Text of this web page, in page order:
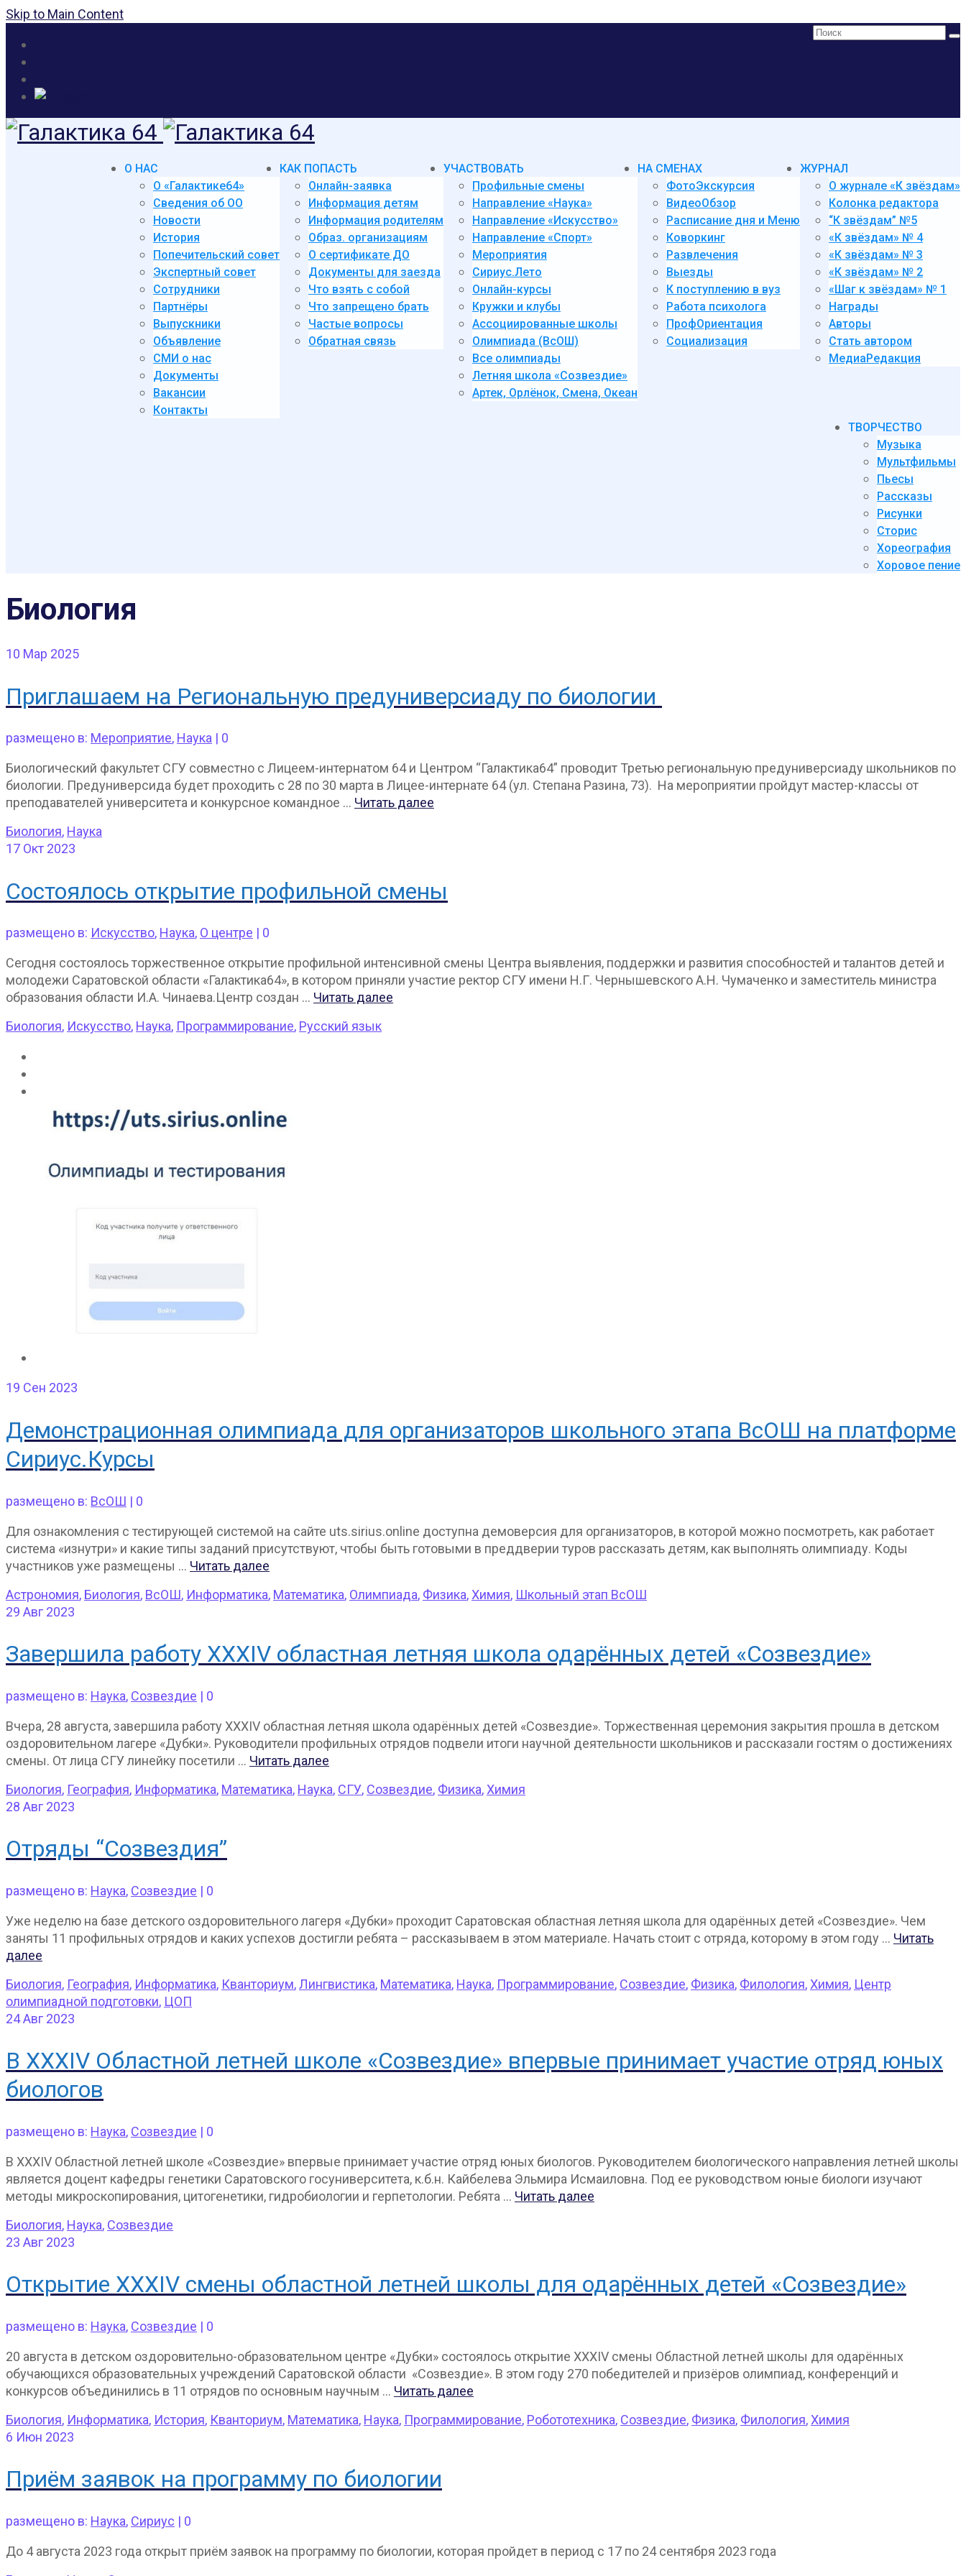
Skip to Main Content
Поиск:
О НАС
О «Галактике64»
Сведения об ОО
Новости
История
Попечительский совет
Экспертный совет
Сотрудники
Партнёры
Выпускники
Объявление
СМИ о нас
Документы
Вакансии
Контакты
КАК ПОПАСТЬ
Онлайн-заявка
Информация детям
Информация родителям
Образ. организациям
О сертификате ДО
Документы для заезда
Что взять с собой
Что запрещено брать
Частые вопросы
Обратная связь
УЧАСТВОВАТЬ
Профильные смены
Направление «Наука»
Направление «Искусство»
Направление «Спорт»
Мероприятия
Сириус.Лето
Онлайн-курсы
Кружки и клубы
Ассоциированные школы
Олимпиада (ВсОШ)
Все олимпиады
Летняя школа «Созвездие»
Артек, Орлёнок, Смена, Океан
НА СМЕНАХ
ФотоЭкскурсия
ВидеоОбзор
Расписание дня и Меню
Коворкинг
Развлечения
Выезды
К поступлению в вуз
Работа психолога
ПрофОриентация
Социализация
ЖУРНАЛ
О журнале «К звёздам»
Колонка редактора
“К звёздам” №5
«К звёздам» № 4
«К звёздам» № 3
«К звёздам» № 2
«Шаг к звёздам» № 1
Награды
Авторы
Стать автором
МедиаРедакция
ТВОРЧЕСТВО
Музыка
Мультфильмы
Пьесы
Рассказы
Рисунки
Сторис
Хореография
Хоровое пение
Биология
10 Мар 2025
Приглашаем на Региональную предуниверсиаду по биологии
размещено в: Мероприятие, Наука | 0
Биологический факультет СГУ совместно с Лицеем-интернатом 64 и Центром “Галактика64” проводит Третью региональную предуниверсиаду школьников по
биологии. Предуниверсида будет проходить с 28 по 30 марта в Лицее-интернате 64 (ул. Степана Разина, 73). На мероприятии пройдут мастер-классы от
преподавателей университета и конкурсное командное … Читать далее
Биология, Наука
17 Окт 2023
Состоялось открытие профильной смены
размещено в: Искусство, Наука, О центре | 0
Сегодня состоялось торжественное открытие профильной интенсивной смены Центра выявления, поддержки и развития способностей и талантов детей и
молодежи Саратовской области «Галактика64», в котором приняли участие ректор СГУ имени Н.Г. Чернышевского А.Н. Чумаченко и заместитель министра
образования области И.А. Чинаева.Центр создан … Читать далее
Биология, Искусство, Наука, Программирование, Русский язык
19 Сен 2023
Демонстрационная олимпиада для организаторов школьного этапа ВсОШ на платформе
Сириус.Курсы
размещено в: ВсОШ | 0
Для ознакомления с тестирующей системой на сайте uts.sirius.online доступна демоверсия для организаторов, в которой можно посмотреть, как работает
система «изнутри» и какие типы заданий присутствуют, чтобы быть готовыми в преддверии туров рассказать детям, как выполнять олимпиаду. Коды
участников уже размещены … Читать далее
Астрономия, Биология, ВсОШ, Информатика, Математика, Олимпиада, Физика, Химия, Школьный этап ВсОШ
29 Авг 2023
Завершила работу XXXIV областная летняя школа одарённых детей «Созвездие»
размещено в: Наука, Созвездие | 0
Вчера, 28 августа, завершила работу XXXIV областная летняя школа одарённых детей «Созвездие». Торжественная церемония закрытия прошла в детском
оздоровительном лагере «Дубки». Руководители профильных отрядов подвели итоги научной деятельности школьников и рассказали гостям о достижениях
смены. От лица СГУ линейку посетили … Читать далее
Биология, География, Информатика, Математика, Наука, СГУ, Созвездие, Физика, Химия
28 Авг 2023
Отряды “Созвездия”
размещено в: Наука, Созвездие | 0
Уже неделю на базе детского оздоровительного лагеря «Дубки» проходит Саратовская областная летняя школа для одарённых детей «Созвездие». Чем
заняты 11 профильных отрядов и каких успехов достигли ребята – рассказываем в этом материале. Начать стоит с отряда, которому в этом году … Читать
далее
Биология, География, Информатика, Кванториум,Лингвистика, Математика, Наука, Программирование, Созвездие, Физика, Филология, Химия, Центр
олимпиадной подготовки, ЦОП
24Авг 2023
В XXXIV Областной летней школе «Созвездие» впервые принимает участие отряд юных
биологов
размещено в: Наука, Созвездие | 0
В XXXIV Областной летней школе «Созвездие» впервые принимает участие отряд юных биологов. Руководителем биологического направления летней школы
является доцент кафедры генетики Саратовского госуниверситета, к.б.н. Кайбелева Эльмира Исмаиловна. Под ее руководством юные биологи изучают
методы микроскопирования, цитогенетики, гидробиологии и герпетологии. Ребята … Читать далее
Биология, Наука, Созвездие
23 Авг 2023
Открытие XXXIV смены областной летней школы для одарённых детей «Созвездие»
размещено в: Наука, Созвездие | 0
20 августа в детском оздоровительно-образовательном центре «Дубки» состоялось открытие XXXIV смены Областной летней школы для одарённых
обучающихся образовательных учреждений Саратовской области «Созвездие». В этом году 270 победителей и призёров олимпиад, конференций и
конкурсов объединились в 11 отрядов по основным научным … Читать далее
Биология, Информатика, История, Кванториум, Математика, Наука, Программирование, Робототехника, Созвездие, Физика, Филология, Химия
6 Июн 2023
Приём заявок на программу по биологии
размещено в: Наука, Сириус | 0
До 4 августа 2023 года открыт приём заявок на программу по биологии, которая пройдет в период с 17 по 24 сентября 2023 года